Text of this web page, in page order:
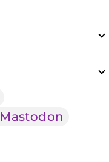
Mastodon